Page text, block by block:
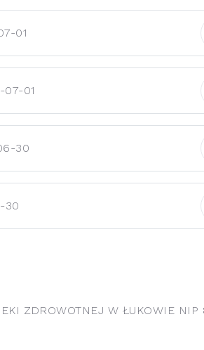
01
07-01
30
30
ZDROWOTNEJ W ŁUKOWIE NIP